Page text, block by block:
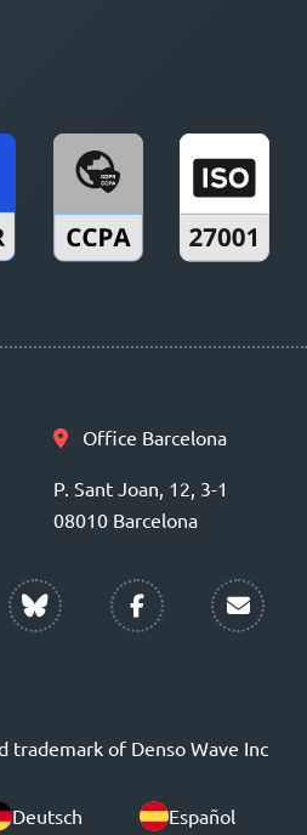
Office Barcelona
P. Sant Joan, 12, 3-1
08010 Barcelona
trademark of Denso Wave Inc
Deutsch Español